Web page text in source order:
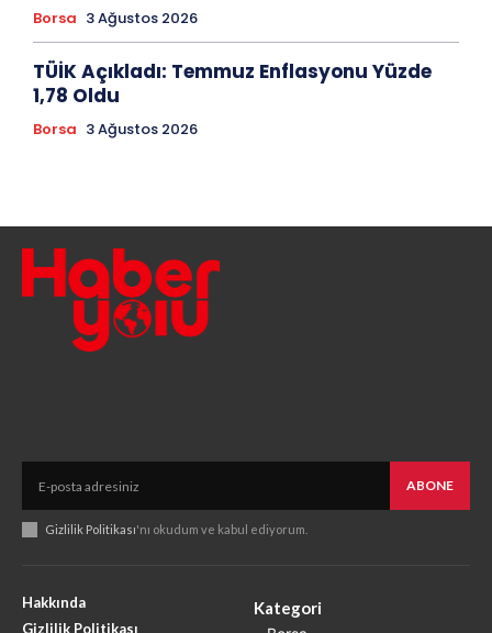
Borsa 3 Ağustos 2026
TÜİK Açıkladı: Temmuz Enflasyonu Yüzde
1,78 Oldu
Borsa 3 Ağustos 2026
ABONE
Gizlilik Politikası'nı okudum ve kabul ediyorum.
Hakkında
Gizlilik Politikası
Kategori